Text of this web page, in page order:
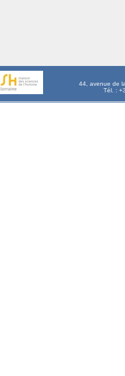
44, avenue de
Tél. :